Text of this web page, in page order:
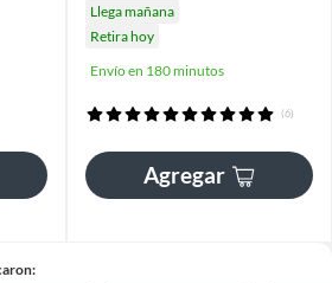
Llega mañana
Retira hoy
Envío en 180 minutos
(6)
Agregar